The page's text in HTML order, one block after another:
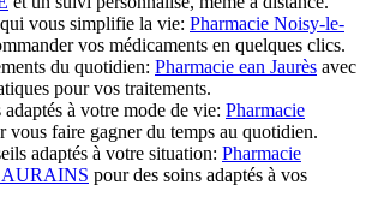
vous simplifie la vie: Pharmacie Noisy-le-
vos médicaments en quelques clics.
du quotidien: Pharmacie ean Jaurès avec
pour vos traitements.
adaptés à votre mode de vie: Pharmacie
vous faire gagner du temps au quotidien.
adaptés à votre situation: Pharmacie
pour des soins adaptés à vos